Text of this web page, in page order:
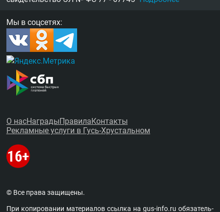
Мы в соцсетях:
О насНаградыПравилаКонтакты
Рекламные услуги в Гусь-Хрустальном
© Все права защищены.
При копировании материалов ссыл­ка наgus-info.ru обя­за­тель­